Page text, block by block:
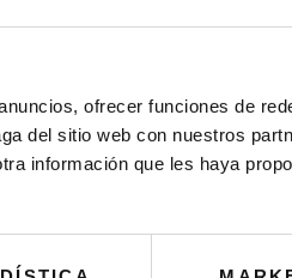
ofrecer funciones de
del sitio web con nuestros
información que les haya
de los pichones tostados. Añadir el